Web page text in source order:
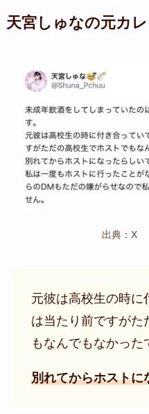
天宮しゅなの元カ
出典：X
元彼は高校生の時に
は当たり前ですがた
もなんでもなかった
別れてからホストに